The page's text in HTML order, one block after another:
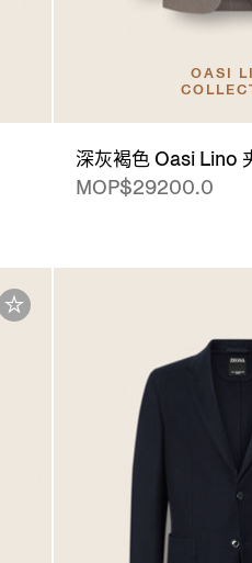
OASI
深灰褐色 Oasi Lino
MOP$29200.0